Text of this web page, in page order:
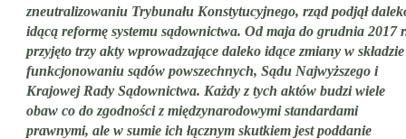
zneutralizowaniu Trybunału Konstytucyjnego, rząd podjął
idącą reformę systemu sądownictwa. Od maja do grudnia 2017
przyjęto trzy akty wprowadzające daleko idące zmiany w
funkcjonowaniu sądów powszechnych, Sądu Najwyższego i
Krajowej Rady Sądownictwa. Każdy z tych aktów budzi wiele
obaw co do zgodności z międzynarodowymi standardami
prawnymi, ale w sumie ich łącznym skutkiem jest poddanie